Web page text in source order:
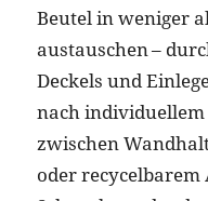
Beutel in weniger
austauschen –
Deckels und
nach
zwischen
oder recycelbarem